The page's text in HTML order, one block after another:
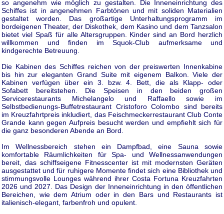
so angenehm wie möglich zu gestalten. Die Inneneinrichtung des
Schiffes ist in angenehmen Farbtönen und mit soliden Materialien
gestaltet worden. Das großartige Unterhaltungsprogramm im
bordeigenen Theater, der Diskothek, dem Kasino und dem Tanzsalon
bietet viel Spaß für alle Altersgruppen. Kinder sind an Bord herzlich
willkommen und finden im Squok-Club aufmerksame und
kindgerechte Betreuung.
Die Kabinen des Schiffes reichen von der preiswerten Innenkabine
bis hin zur eleganten Grand Suite mit eigenem Balkon. Viele der
Kabinen verfügen über ein 3. bzw. 4. Bett, die als Klapp- oder
Sofabett bereitstehen. Die Speisen in den beiden großen
Servicerestaurants Michelangelo und Raffaello sowie im
Selbstbedienungs-Buffetrestaurant Cristoforo Colombo sind bereits
im Kreuzfahrtpreis inkludiert, das Feischmeckerrestaurant Club Conte
Grande kann gegen Aufpreis besucht werden und empfiehlt sich für
die ganz besonderen Abende an Bord.
Im Wellnessbereich stehen ein Dampfbad, eine Sauna sowie
komfortable Räumlichkeiten für Spa- und Wellnessanwendungen
bereit, das schiffseigene Fitnesscenter ist mit modernsten Geräten
ausgestattet und für ruhigere Momente findet sich eine Bibliothek und
stimmungsvolle Lounges während ihrer Costa Fortuna Kreuzfahrten
2026 und 2027. Das Design der Inneneinrichtung in den öffentlichen
Bereichen, wie dem Atrium oder in den Bars und Restaurants ist
italienisch-elegant, farbenfroh und opulent.